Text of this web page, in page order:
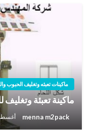
ماكينات تعبئه وتغليف الحبوب
ماكينة تعبئة وتغليف
menna m2pack أغسطس